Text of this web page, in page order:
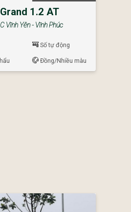
1.2 AT
Vĩnh Yên - Vĩnh Phúc
Số tự động
Đồng/Nhiều màu